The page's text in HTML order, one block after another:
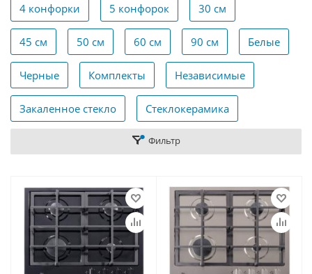
4 конфорки 5 конфорок 30 см
45 см 50 см 60 см 90 см Белые
Черные Комплекты Независимые
Закаленное стекло Стеклокерамика
Фильтр